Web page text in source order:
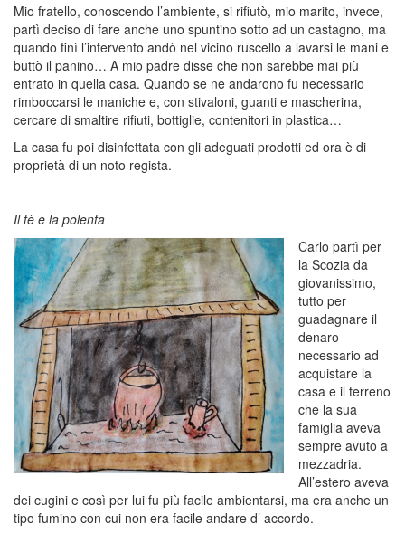
Mio fratello, conoscendo l’ambiente, si rifiutò, mio marito, invece,
partì deciso di fare anche uno spuntino sotto ad un castagno, ma
quando finì l’intervento andò nel vicino ruscello a lavarsi le mani e
buttò il panino… A mio padre disse che non sarebbe mai più
entrato in quella casa. Quando se ne andarono fu necessario
rimboccarsi le maniche e, con stivaloni, guanti e mascherina,
cercare di smaltire rifiuti, bottiglie, contenitori in plastica…
La casa fu poi disinfettata con gli adeguati prodotti ed ora è di
proprietà di un noto regista.
Il tè e la polenta
Carlo partì per
la Scozia da
giovanissimo,
tutto per
guadagnare il
denaro
necessario ad
acquistare la
casa e il terreno
che la sua
famiglia aveva
sempre avuto a
mezzadria.
All’estero aveva
dei cugini e così per lui fu più facile ambientarsi, ma era anche un
tipo fumino con cui non era facile andare d’ accordo.